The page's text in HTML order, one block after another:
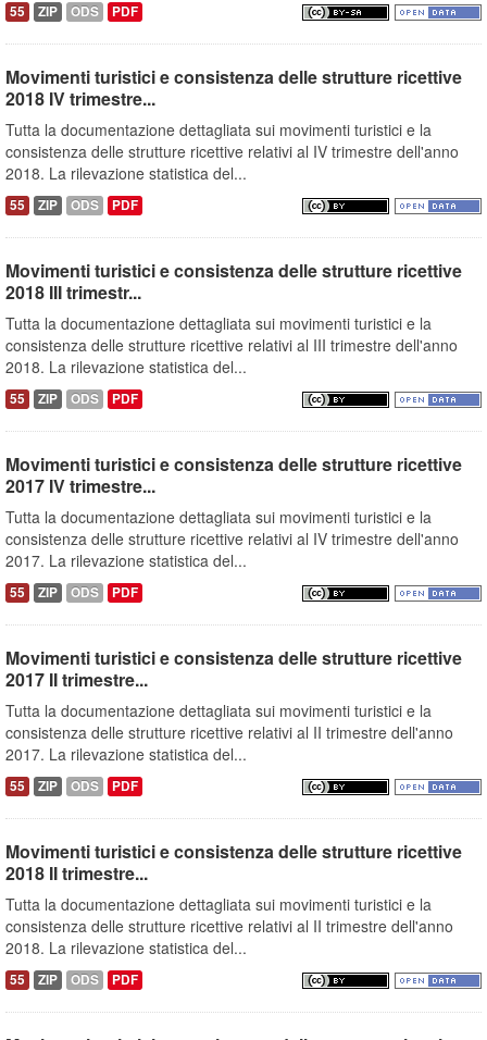
55 ZIP ODS PDF
Movimenti turistici e consistenza delle strutture ricettive
2018 IV trimestre...
Tutta la documentazione dettagliata sui movimenti turistici e la
consistenza delle strutture ricettive relativi al IV trimestre dell'anno
2018. La rilevazione statistica del...
55 ZIP ODS PDF
Movimenti turistici e consistenza delle strutture ricettive
2018 III trimestr...
Tutta la documentazione dettagliata sui movimenti turistici e la
consistenza delle strutture ricettive relativi al III trimestre dell'anno
2018. La rilevazione statistica del...
55 ZIP ODS PDF
Movimenti turistici e consistenza delle strutture ricettive
2017 IV trimestre...
Tutta la documentazione dettagliata sui movimenti turistici e la
consistenza delle strutture ricettive relativi al IV trimestre dell'anno
2017. La rilevazione statistica del...
55 ZIP ODS PDF
Movimenti turistici e consistenza delle strutture ricettive
2017 II trimestre...
Tutta la documentazione dettagliata sui movimenti turistici e la
consistenza delle strutture ricettive relativi al II trimestre dell'anno
2017. La rilevazione statistica del...
55 ZIP ODS PDF
Movimenti turistici e consistenza delle strutture ricettive
2018 II trimestre...
Tutta la documentazione dettagliata sui movimenti turistici e la
consistenza delle strutture ricettive relativi al II trimestre dell'anno
2018. La rilevazione statistica del...
55 ZIP ODS PDF